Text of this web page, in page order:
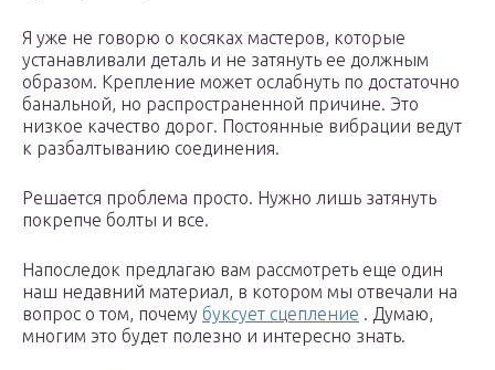
Я уже не говорю о косяках мастеров, которые
устанавливали деталь и не затянуть ее должным
образом. Крепление может ослабнуть по достаточно
банальной, но распространенной причине. Это
низкое качество дорог. Постоянные вибрации ведут
к разбалтыванию соединения.
Решается проблема просто. Нужно лишь затянуть
покрепче болты и все.
Напоследок предлагаю вам рассмотреть еще один
наш недавний материал, в котором мы отвечали на
вопрос о том, почему буксует сцепление . Думаю,
многим это будет полезно и интересно знать.